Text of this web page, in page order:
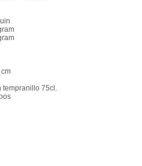
cm
tempranillo 75cl.